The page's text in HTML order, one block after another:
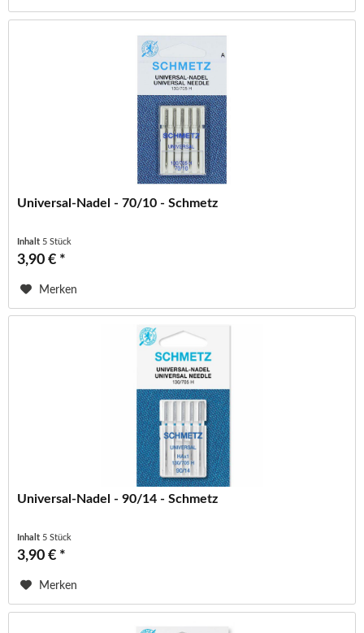
Universal-Nadel - 70/10 - Schmetz
Inhalt 5 Stück
3,90 € *
Merken
Universal-Nadel - 90/14 - Schmetz
Inhalt5 Stück
3,90 € *
Merken